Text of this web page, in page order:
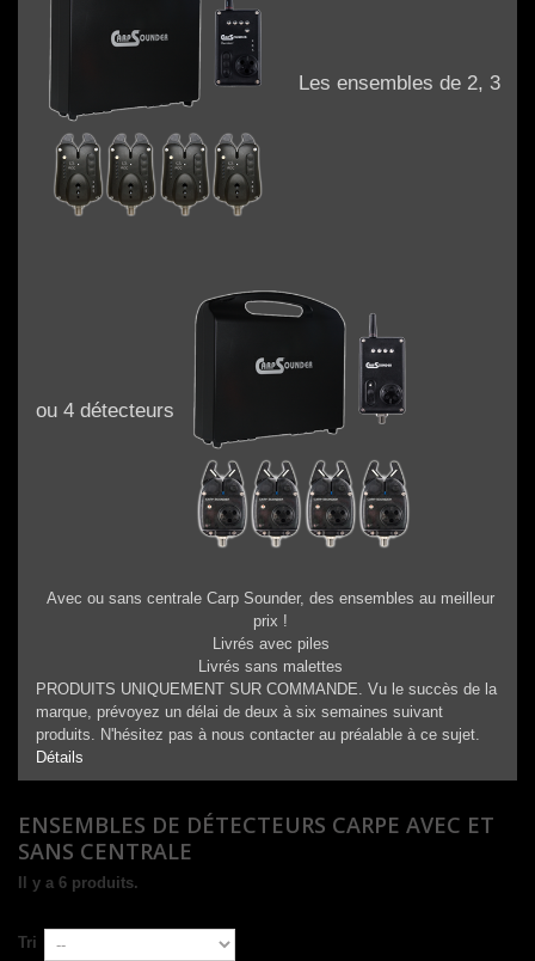
Les ensembles de 2, 3
ou 4 détecteurs
Avec ou sans centrale Carp Sounder, des ensembles au meilleur
prix !
Livrés avec piles
Livrés sans malettes
PRODUITS UNIQUEMENT SUR COMMANDE. Vu le succès de la
marque, prévoyez un délai de deux à six semaines suivant
produits. N'hésitez pas à nous contacter au préalable à ce sujet.
Détails
ENSEMBLES DE DÉTECTEURS CARPE AVEC ET
SANS CENTRALE
Il y a 6 produits.
Tri